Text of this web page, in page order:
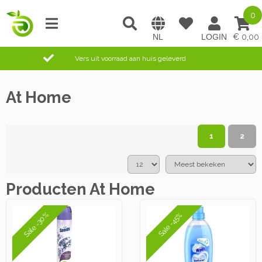
0,00
0
Vers uit voorraad aan huis geleverd
At Home
1 2
Producten At Home
Sale -30% Sale -45%